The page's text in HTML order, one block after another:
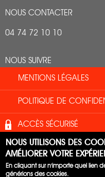
NOUS CONTACTER
04 74 72 10 10
NOUS SUIVRE
MENTIONS LÉGALES
POLITIQUE DE
ACCÈS SÉCURISÉ
HAUT DE PAGE
© AI2B | SITE : PRAKT+ DOPLUS
NOUS UTILISONS DES
AMÉLIORER VOTRE
En cliquant sur n'importe quel lien
générions des cookies.